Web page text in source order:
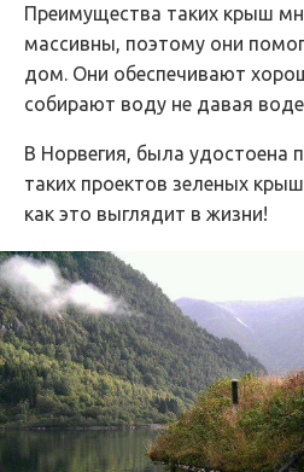
Преимущества таких крыш
массивны, поэтому они
дом. Они обеспечивают
собирают воду не давая
В Норвегия, была удостоена
таких проектов зеленых
как это выглядит в жизни!